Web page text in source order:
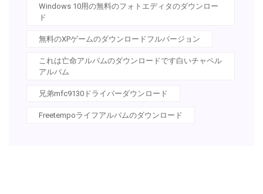
Windows 10用の無料のフォトエディタのダウンロー
ド
無料のXPゲームのダウンロードフルバージョン
これは亡命アルバムのダウンロードです白いチャペル
アルバム
兄弟mfc9130ドライバーダウンロード
Freetempoライフアルバムのダウンロード